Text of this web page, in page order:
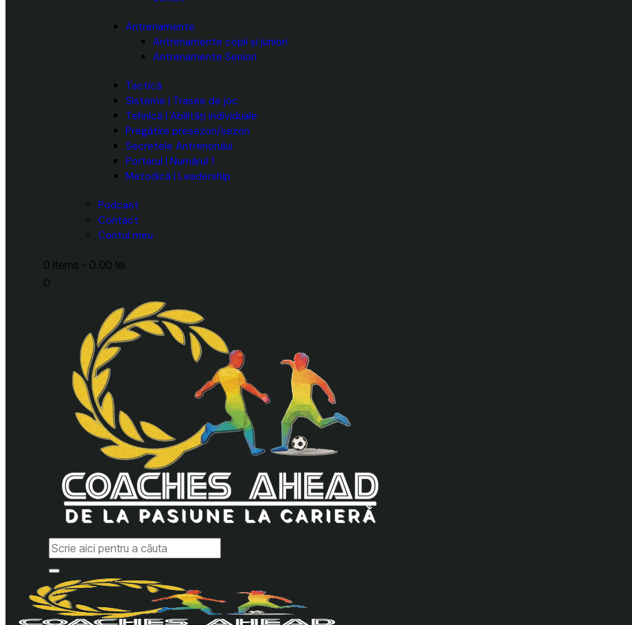
Antrenamente
Antrenamente copii și juniori
Antrenamente Seniori
Tactică
Sisteme | Trasee de joc
Tehnică | Abilități individuale
Pregătire presezon/sezon
Secretele Antrenorului
Portarul | Numărul 1
Metodică | Leadership
Podcast
Contact
Contul meu
0 items - 0.00 lei
0